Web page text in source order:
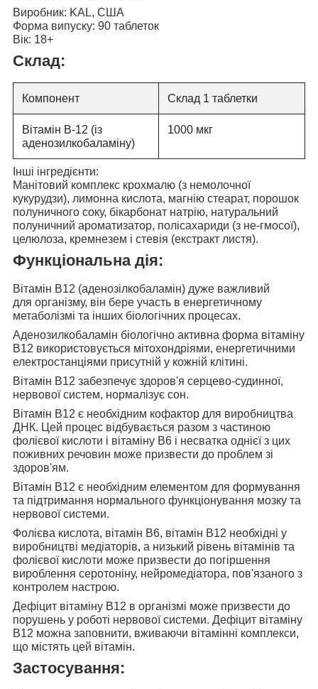
Виробник: KAL, США
Форма випуску: 90 таблеток
Вік: 18+
Склад:
Компонент Склад 1 таблетки
Вітамін В-12 (із
аденозилкобаламіну)
1000 мкг
Інші інгредієнти:
Манітовий комплекс крохмалю (з немолочної
кукурудзи), лимонна кислота, магнію стеарат, порошок
полуничного соку, бікарбонат натрію, натуральний
полуничний ароматизатор, полісахариди (з не-гмосої),
целюлоза, кремнезем і стевія (екстракт листя).
Функціональна дія:
Вітамін В12 (аденозілкобаламін) дуже важливий
для організму, він бере участь в енергетичному
метаболізмі та інших біологічних процесах.
Аденозилкобаламін біологічно активна форма вітаміну
В12 використовується мітохондріями, енергетичними
електростанціями присутній у кожній клітині.
Вітамін В12 забезпечує здоров'я серцево-судинної,
нервової систем, нормалізує сон.
Вітамін B12 є необхідним кофактор для виробництва
ДНК. Цей процес відбувається разом з частиною
фолієвої кислоти і вітаміну В6 і несватка однієї з цих
поживних речовин може призвести до проблем зі
здоров'ям.
Вітамін В12 є необхідним елементом для формування
та підтримання нормального функціонування мозку та
нервової системи.
Фолієва кислота, вітамін В6, вітамін В12 необхідні у
виробництві медіаторів, а низький рівень вітамінів та
фолієвої кислоти може призвести до погіршення
вироблення серотоніну, нейромедіатора, пов'язаного з
контролем настрою.
Дефіцит вітаміну В12 в організмі може призвести до
порушень у роботі нервової системи. Дефіцит вітаміну
В12 можна заповнити, вживаючи вітамінні комплекси,
що містять цей вітамін.
Застосування: